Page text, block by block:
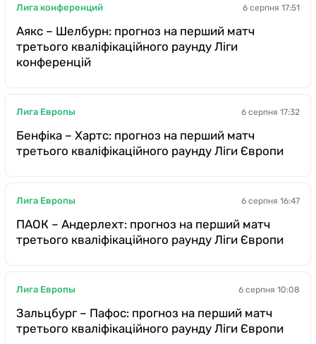
Лига конференций 6 серпня 17:51
Аякс – Шелбурн: прогноз на перший матч
третього кваліфікаційного раунду Ліги
конференцій
Лига Европы 6 серпня 17:32
Бенфіка – Хартс: прогноз на перший матч
третього кваліфікаційного раунду Ліги Європи
Лига Европы 6 серпня 16:47
ПАОК – Андерлехт: прогноз на перший матч
третього кваліфікаційного раунду Ліги Європи
Лига Европы 6 серпня 10:08
Зальцбург – Пафос: прогноз на перший матч
третього кваліфікаційного раунду Ліги Європи